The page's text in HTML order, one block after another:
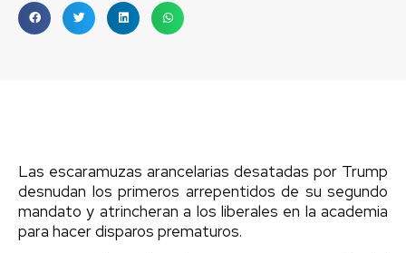
Las escaramuzas arancelarias desatadas por Trump
desnudan los primeros arrepentidos de su segundo
mandato y atrincheran a los liberales en la academia
para hacer disparos prematuros.